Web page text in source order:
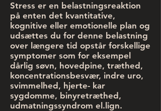
Stress er en belastningsreaktion
på enten det kvantitative,
kognitive eller emotionelle plan og
udsættes du for denne belastning
over længere tid opstår forskellige
symptomer som for eksempel
dårlig søvn, hovedpine, træthed,
koncentrationsbesvær, indre uro,
svimmelhed, hjerte- kar
sygdomme, binyretræthed,
udmatningssyndrom el.lign.